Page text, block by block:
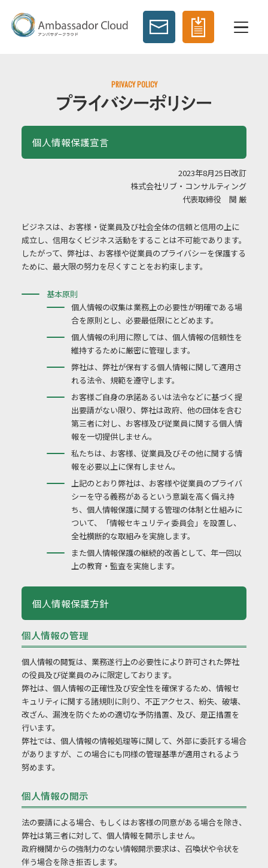
PRIVACY POLICY
個人情報保護宣言
2023年8月25日改訂
株式会社リブ・コンサルティング
代表取締役 関 厳
ビジネスは、お客様・従業員及び社会全体の信頼と信用の上に
成立し、信用なくビジネス活動をすることは不可能であります。
したがって、弊社は、お客様や従業員のプライバシーを保護する
ために、最大限の努力を尽くすことをお約束します。
基本原則
個人情報の収集は業務上の必要性が明確である場
合を原則とし、必要最低限にとどめます。
個人情報の利用に際しては、個人情報の信頼性を
維持するために厳密に管理します。
弊社は、弊社が保有する個人情報に関して適用さ
れる法令、規範を遵守します。
お客様ご自身の承諾あるいは法令などに基づく提
出要請がない限り、弊社は政府、他の団体を含む
第三者に対し、お客様及び従業員に関する個人情
報を一切提供しません。
私たちは、お客様、従業員及びその他に関する情
報を必要以上に保有しません。
上記のとおり弊社は、お客様や従業員のプライバ
シーを守る義務があるという意識を高く備え持
ち、個人情報保護に関する管理の体制と仕組みに
ついて、「情報セキュリティ委員会」を設置し、
全社横断的な取組みを実施します。
また個人情報保護の継続的改善として、年一回以
上の教育・監査を実施します。
個人情報保護方針
個人情報の管理
個人情報の閲覧は、業務遂行上の必要性により許可された弊社
の役員及び従業員のみに限定しております。
弊社は、個人情報の正確性及び安全性を確保するため、情報セ
キュリティに関する諸規則に則り、不正アクセス、紛失、破壊、
改ざん、漏洩を防ぐための適切な予防措置、及び、是正措置を
行います。
弊社では、個人情報の情報処理等に関して、外部に委託する場合
がありますが、この場合にも同様の管理基準が適用されるよう
努めます。
個人情報の開示
法の要請による場合、もしくはお客様の同意がある場合を除き、
弊社は第三者に対して、個人情報を開示しません。
政府機関からの強制力のない情報開示要求は、召喚状や令状を
伴う場合を除き拒否します。